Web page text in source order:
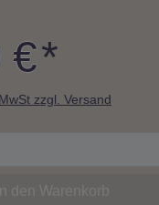
€*
MwSt zzgl. Versand